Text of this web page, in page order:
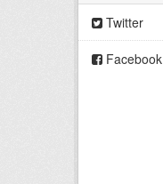
Twitter
Facebook